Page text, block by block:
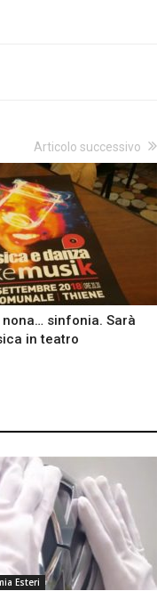
Articolo successivo
sinfonia. Sarà
in teatro
Esteri